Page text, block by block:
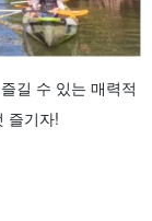
길 수 있는 매력적
즐기자!